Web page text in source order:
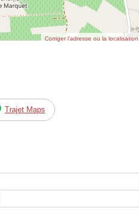
Corriger l’adresse ou la localisation
Trajet Maps